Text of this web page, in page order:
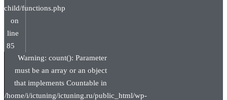
child/functions.php
on
line
85
Warning: count(): Parameter
must be an array or an object
that implements Countable in
/home/i/ictuning/ictuning.ru/public_html/wp-